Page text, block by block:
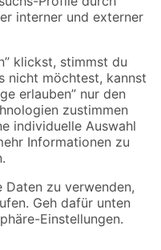
Angebote sind unter
Verfügbarkeiten beziehen